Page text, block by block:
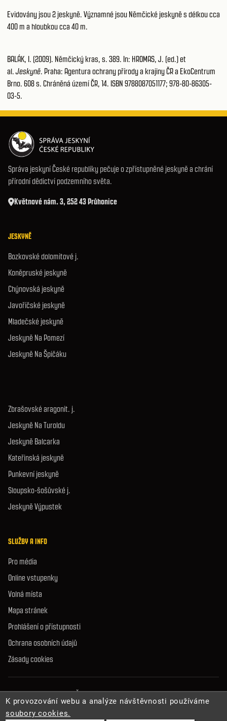
Evidovány jsou 2 jeskyně. Významné jsou Němčické jeskyně s délkou cca
400 m a hloubkou cca 40 m.
BALÁK, I. (2009). Němčický kras, s. 389. In: HROMAS, J. (ed.) et
al.Jeskyně. Praha: Agentura ochrany přírody a krajiny ČR a EkoCentrum
Brno. 608 s. Chráněná území ČR, 14. ISBN 9788087051177; 978-80-86305-
03-5.
Správa jeskyní České republiky pečuje o zpřístupněné jeskyně a chrání
přírodní dědictví podzemního světa.
Květnové nám. 3, 252 43 Průhonice
JESKYNĚ
Bozkovské dolomitové j.
Koněpruské jeskyně
Chýnovská jeskyně
Javoříčské jeskyně
Mladečské jeskyně
Jeskyně Na Pomezí
Jeskyně Na Špičáku
Zbrašovské aragonit. j.
Jeskyně Na Turoldu
Jeskyně Balcarka
Kateřinská jeskyně
Punkevní jeskyně
Sloupsko-šošůvské j.
Jeskyně Výpustek
SLUŽBY A INFO
Pro média
Online vstupenky
Volná místa
Mapa stránek
Prohlášení o přístupnosti
Ochrana osobních údajů
Zásady cookies
© 2026 Správa jeskyní České republiky. Všechna práva vyhrazena.
K provozování webu a analýze návštěvnosti používáme
soubory cookies.